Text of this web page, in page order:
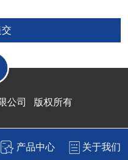
公司 版权所有
产品中心 关于我们